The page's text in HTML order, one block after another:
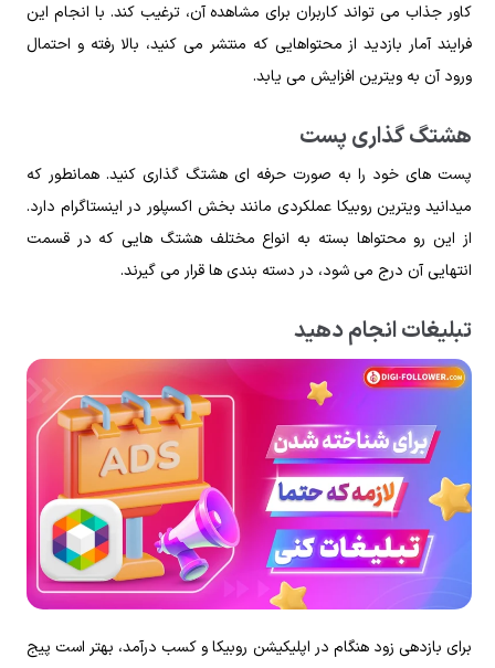
کاور جذاب می تواند کاربران برای مشاهده آن، ترغیب کند. با انجام این
فرایند آمار بازدید از محتواهایی که منتشر می کنید، بالا رفته و احتمال
ورود آن به ویترین افزایش می یابد.
هشتگ گذاری پست
پست های خود را به صورت حرفه ای هشتگ گذاری کنید. همانطور که
میدانید ویترین روبیکا عملکردی مانند بخش اکسپلور در اینستاگرام دارد.
از این رو محتواها بسته به انواع مختلف هشتگ هایی که در قسمت
انتهایی آن درج می شود، در دسته بندی ها قرار می‌ گیرند.
تبلیغات انجام دهید
برای بازدهی زود هنگام در اپلیکیشن روبیکا و کسب درآمد، بهتر است پیج